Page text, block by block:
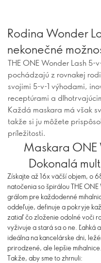
Rodina Wonder
nekonečné
THE ONE Wonder Lash 5-
pochádzajú z rovnakej
svojimi 5-v-1 výhodami,
receptúrami a
Každá maskara má však
takže si ju môžete
príležitosti.
Maskara ONE
Dokonalá
Získajte až 16x väčší objem, o
natočenia so špirálou THE
grálom pre každodenné
oddeľuje, definuje a pokryje
zatiaľ čo zloženie odolné voči
vyživuje a stará sa o ne. Ľahká
ideálna na kancelárske dni,
prirodzené, ale lepšie mihalnice.
Takže, aby sme to zhrnuli: